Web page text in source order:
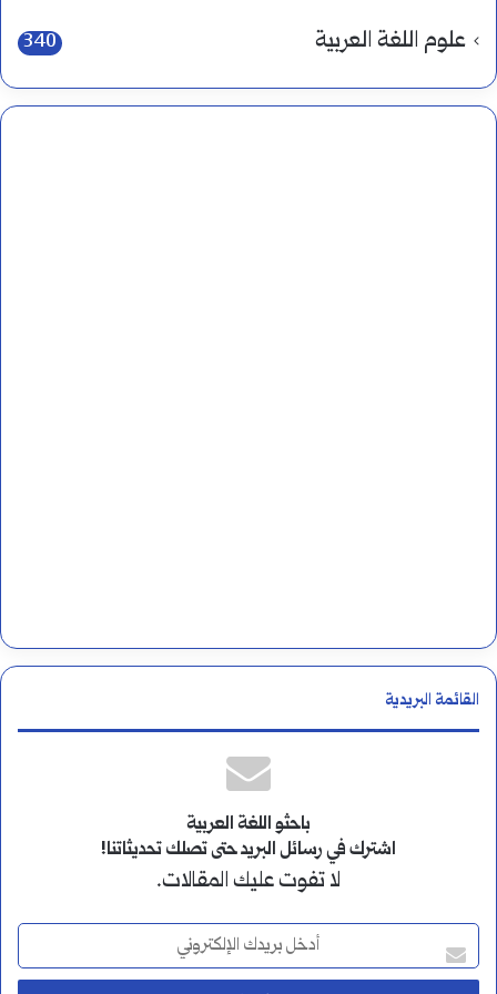
علوم اللغة العربية 340
القائمة البريدية
باحثو اللغة العربية
اشترك في رسائل البريد حتى تصلك تحديثاتنا!
لا تفوت عليك المقالات.